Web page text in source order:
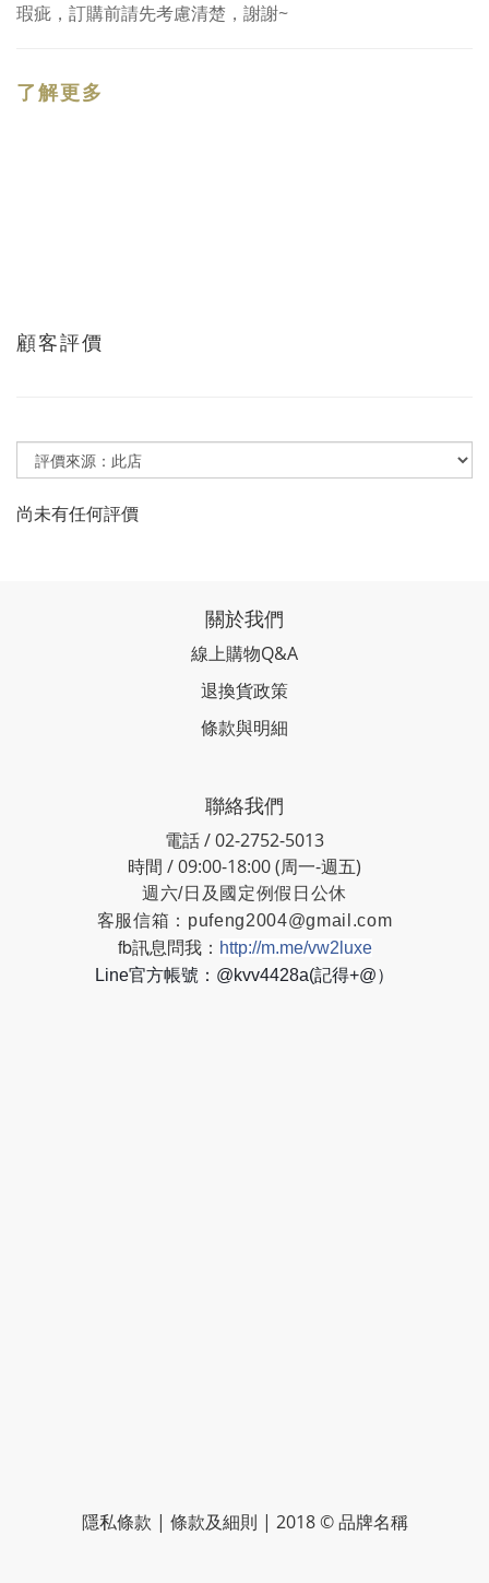
瑕疵，訂購前請先考慮清楚，謝謝~
了解更多
顧客評價
尚未有任何評價
關於我們
線上購物Q&A
退換貨政策
條款與明細
聯絡我們
電話 / 02-2752-5013
時間 / 09:00-18:00 (周一-週五)
週六/日及國定例假日公休
客服信箱： pufeng2004@gmail.com
fb訊息問我： http://m.me/vw2luxe
Line官方帳號：@kvv4428a(記得+@）
隱私條款 | 條款及細則 | 2018 © 品牌名稱